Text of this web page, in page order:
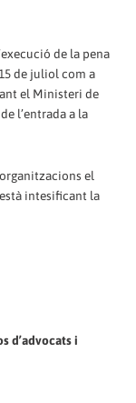
de la pena
de juliol com a
el Ministeri de
l’entrada a la
el
intesificant la
d’advocats i